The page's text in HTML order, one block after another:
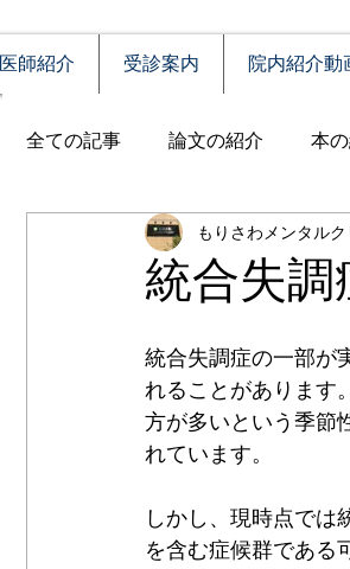
医師紹介 受診案内 院内紹介動
全ての記事 論文の紹介 本
症例報告 発達障
全般性不安障害 パニック
PTSD（心的外傷後ストレス障
統合失調
もりさわメンタルク
統合失調症の一部が
れることがあります
方が多いという季節
れています。
しかし、現時点では
を含む症候群である